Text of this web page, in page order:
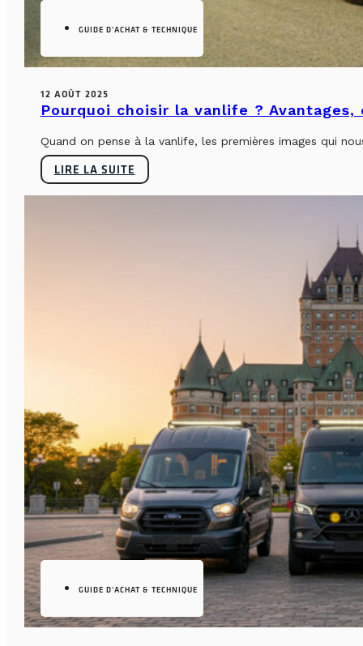
GUIDE D'ACHAT & TECHNIQUE
12 AOÛT 2025
Pourquoi choisir la vanlife ?
Quand on pense à la vanlife, les premières images qui
LIRE LA SUITE
GUIDE D'ACHAT & TECHNIQUE